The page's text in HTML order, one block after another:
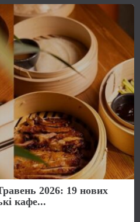
2026: 19 нових
кафе...